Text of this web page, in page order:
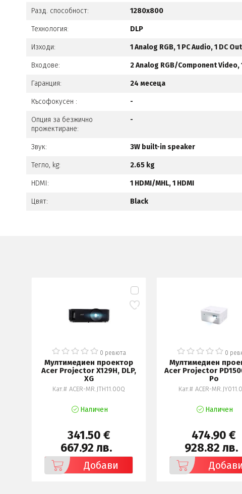
Разд. способност: 1280x800
Технология: DLP
Изходи: 1 Analog RGB, 1 PC Audio, 1 DC Out
Входове: 2 Analog RGB/Component Video,
Гаранция: 24 месеца
Късофокусен : -
Опция за безжично
прожектиране:
-
Звук: 3W built-in speaker
Тегло, kg: 2.65 kg
HDMI: 1 HDMI/MHL, 1 HDMI
Цвят: Black
0 ревюта
Мултимедиен проектор
Acer Projector X129H, DLP,
XG
Кат.# ACER-MR.JTH11.00Q
Наличен
341.50 €
667.92 лв.
Добави
0
Мултимедиен
Acer Projector
Po
Кат.# ACER-
Наличен
474.90 €
928.82 лв.
Добави